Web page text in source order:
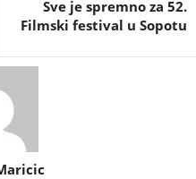
Sve je spremno za 52.
Filmski festival u Sopotu